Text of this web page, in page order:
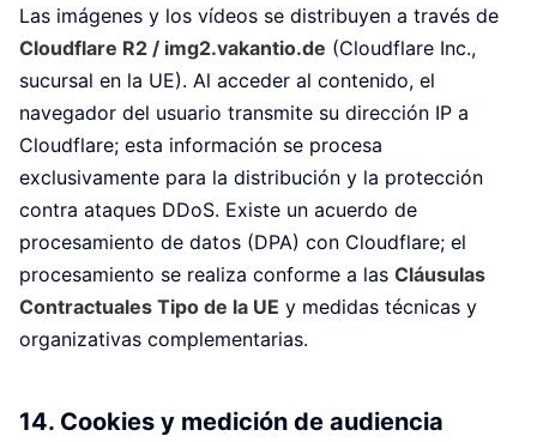
Las imágenes y los vídeos se distribuyen a través de
Cloudflare R2 / img2.vakantio.de (Cloudflare Inc.,
sucursal en la UE). Al acceder al contenido, el
navegador del usuario transmite su dirección IP a
Cloudflare; esta información se procesa
exclusivamente para la distribución y la protección
contra ataques DDoS. Existe un acuerdo de
procesamiento de datos (DPA) con Cloudflare; el
procesamiento se realiza conforme a las Cláusulas
Contractuales Tipo de la UE y medidas técnicas y
organizativas complementarias.
14. Cookies y medición de audiencia